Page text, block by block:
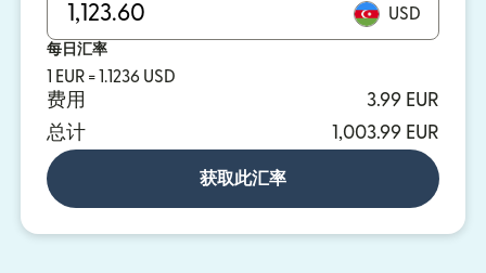
USD
每日汇率
1 EUR = 1.1236 USD
费用
3.99 EUR
总计
1,003.99 EUR
获取此汇率